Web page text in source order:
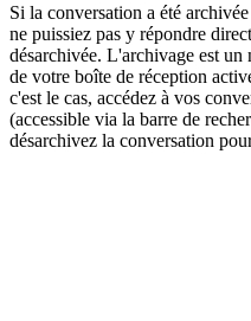
Si la conversation a été
ne puissiez pas y répondre
désarchivée. L'archivage est
de votre boîte de réception
c'est le cas, accédez à vos
(accessible via la barre de
désarchivez la conversation